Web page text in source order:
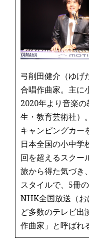
弓削田健介（ゆげ
合唱作曲家。主に
2020年より音楽
生・教育芸術社）。
キャンピングカー
日本全国の小中学
回を超えるスクー
旅から得た気づき
スタイルで、5冊
NHK全国放送（
ど多数のテレビ出
作曲家」と呼ばれ